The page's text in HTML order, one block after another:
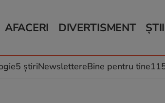
AFACERI
Auto
Locuri de muncă
DIVERTISMENT
Horoscop
Muzică și Filme
5 știriNewslettereBine pentru tine